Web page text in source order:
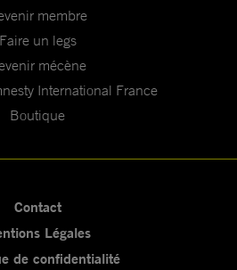
membre
Faire un legs
mécène
International France
Boutique
Contact
Légales
de confidentialité